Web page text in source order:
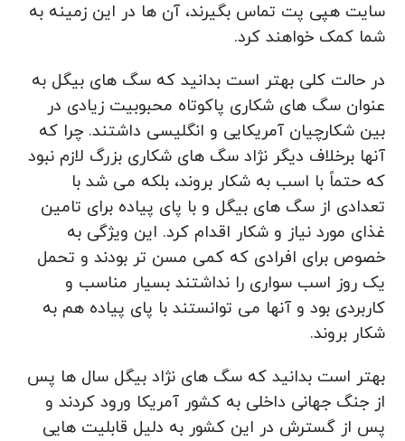
سایت هپی پت تماس بگیرند، آن ها در این زمینه به
شما کمک خواهند کرد.
در حالت کلی بهتر است بدانید که سگ ‌های بیگل به
عنوان سگ‌ های شکاری پاکوتاه محبوبیت زیادی در
بین شکارچیان آمریکایی و انگلیسی داشتند. چرا که
آنها برخلاف دیگر نژاد سگ ‌های شکاری بزرگ لازم نبود
که حتماً با اسب به شکار بروند، بلکه می ‌شد با
تعدادی از سگ ‌های بیگل و با پای پیاده برای تامین
غذای مورد نیاز و شکار اقدام کرد. این ویژگی به
خصوص برای افرادی که کمی مسن ‌تر بودند و تحمل
یک روز اسب سواری را نداشتند بسیار مناسب و
کاربردی بود و آنها می‌ توانستند با پای پیاده هم به
شکار بروند.
بهتر است بدانید که سگ ‌های نژاد بیگل سال ‌ها پس
از جنگ جهانی داخلی به کشور آمریکا ورود کردند و
پس از گسترش در این کشور به دلیل قابلیت ‌هایی